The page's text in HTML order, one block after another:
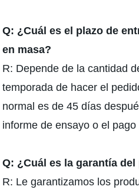
Q: ¿Cuál es el plazo de
en masa?
R: Depende de la cantidad
temporada de hacer el
normal es de 45 días
informe de ensayo o el pago
Q: ¿Cuál es la garantía
R: Le garantizamos los